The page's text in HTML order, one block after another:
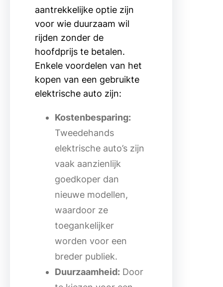
aantrekkelijke optie zijn
voor wie duurzaam wil
rijden zonder de
hoofdprijs te betalen.
Enkele voordelen van het
kopen van een gebruikte
elektrische auto zijn:
Kostenbesparing:
Tweedehands
elektrische auto’s zijn
vaak aanzienlijk
goedkoper dan
nieuwe modellen,
waardoor ze
toegankelijker
worden voor een
breder publiek.
Duurzaamheid: Door